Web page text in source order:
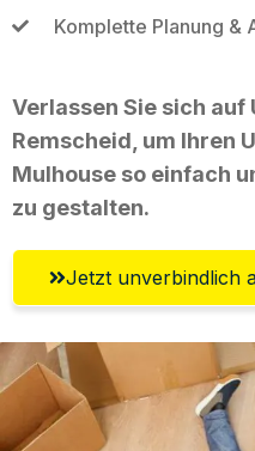
Komplette Planung &
Verlassen Sie sich
Remscheid, um Ihren
Mulhouse so einfach
zu gestalten.
Jetzt unverbindlich